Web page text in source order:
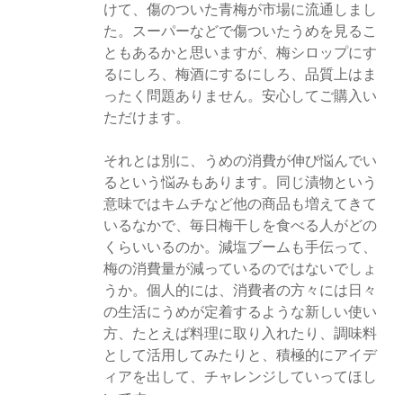
けて、傷のついた青梅が市場に流通しまし
た。スーパーなどで傷ついたうめを見るこ
ともあるかと思いますが、梅シロップにす
るにしろ、梅酒にするにしろ、品質上はま
ったく問題ありません。安心してご購入い
ただけます。
それとは別に、うめの消費が伸び悩んでい
るという悩みもあります。同じ漬物という
意味ではキムチなど他の商品も増えてきて
いるなかで、毎日梅干しを食べる人がどの
くらいいるのか。減塩ブームも手伝って、
梅の消費量が減っているのではないでしょ
うか。個人的には、消費者の方々には日々
の生活にうめが定着するような新しい使い
方、たとえば料理に取り入れたり、調味料
として活用してみたりと、積極的にアイデ
ィアを出して、チャレンジしていってほし